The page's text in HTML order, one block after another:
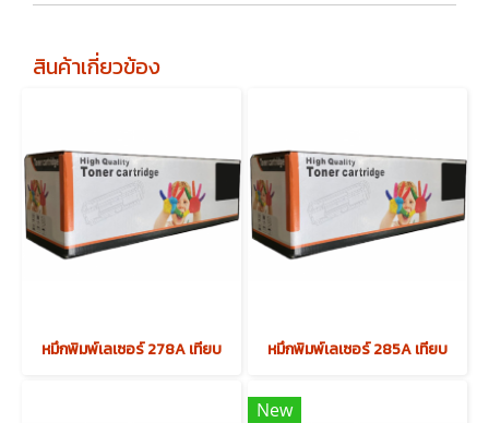
สินค้าเกี่ยวข้อง
หมึกพิมพ์เลเซอร์ 278A เทียบ หมึกพิมพ์เลเซอร์ 285A เทียบ
New